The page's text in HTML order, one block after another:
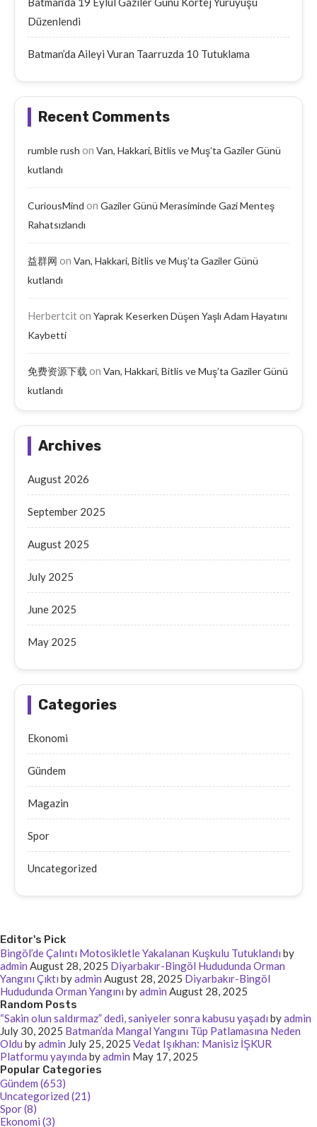
Düzenlendi
Batman’da Aileyi Vuran Taarruzda 10 Tutuklama
Recent Comments
rumble rush on Van, Hakkari, Bitlis ve Muş’ta Gaziler Günü
kutlandı
CuriousMind on Gaziler Günü Merasiminde Gazi Menteş
Rahatsızlandı
益群网 on Van, Hakkari, Bitlis ve Muş’ta Gaziler Günü
kutlandı
Herbertciton Yaprak Keserken Düşen Yaşlı Adam Hayatını
Kaybetti
免费资源下载 on Van, Hakkari, Bitlis ve Muş’ta Gaziler Günü
kutlandı
Archives
August 2026
September 2025
August 2025
July 2025
June 2025
May 2025
Categories
Ekonomi
Gündem
Magazin
Spor
Uncategorized
Editor's Pick
Bingöl’de Çalıntı Motosikletle Yakalanan Kuşkulu Tutuklandı by
admin August 28, 2025 Diyarbakır-Bingöl Hududunda Orman
Yangını Çıktı byadmin August 28, 2025 Diyarbakır-Bingöl
Hududunda Orman Yangını byadmin August 28, 2025
Random Posts
“Sakin olun saldırmaz” dedi, saniyeler sonra kabusu yaşadı byadmin
July 30, 2025 Batman’da Mangal Yangını Tüp Patlamasına Neden
Oldu byadmin July 25, 2025 Vedat Işıkhan: Manisiz İŞKUR
Platformu yayında byadmin May 17, 2025
Popular Categories
Gündem (653)
Uncategorized (21)
Spor (8)
Ekonomi (3)